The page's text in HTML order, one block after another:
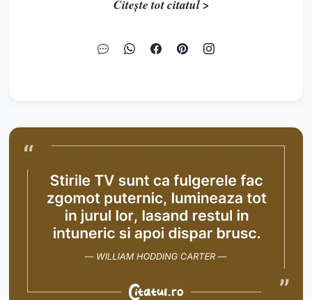
Citește tot citatul >